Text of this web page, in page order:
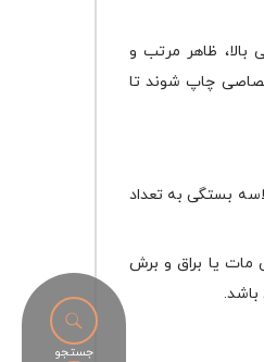
بالا، ظاهر مرتب و
چاپ شوند تا
بستگی به تعداد
مات یا براق و برش
جستجو